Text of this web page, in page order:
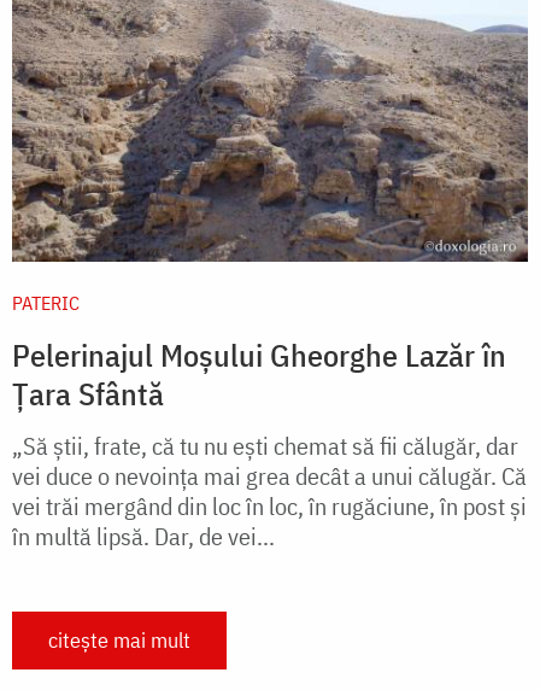
PATERIC
Pelerinajul Moșului Gheorghe Lazăr în
Țara Sfântă
„Să ştii, frate, că tu nu eşti chemat să fii călugăr, dar
vei duce o nevoinţa mai grea decât a unui călugăr. Că
vei trăi mergând din loc în loc, în rugăciune, în post şi
în multă lipsă. Dar, de vei...
citește mai mult